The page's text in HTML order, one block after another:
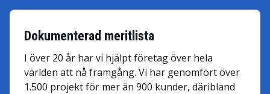
Dokumenterad meritlista
I över 20 år har vi hjälpt företag över hela
världen att nå framgång. Vi har genomfört över
1.500 projekt för mer än 900 kunder, däribland